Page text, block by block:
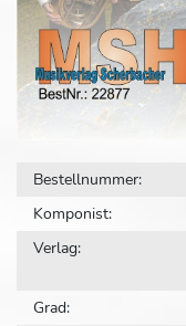
Bestellnummer:
Komponist:
Verlag:
Grad: